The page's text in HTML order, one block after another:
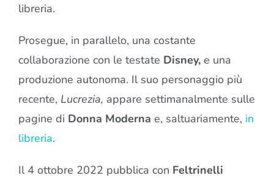
libreria.
Prosegue, in parallelo, una costante
collaborazione con le testate Disney,e una
produzione autonoma. Il suo personaggio più
recente, Lucrezia, appare settimanalmente sulle
pagine di Donna Moderna e, saltuariamente, in
libreria.
Il 4 ottobre 2022 pubblica con Feltrinelli